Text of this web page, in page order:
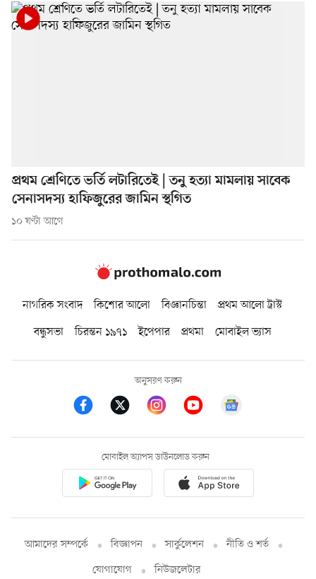
প্রথম শ্রেণিতে ভর্তি লটারিতেই | তনু হত্যা মামলায় সাবেক
সেনাসদস্য হাফিজুরের জামিন স্থগিত
১০ ঘণ্টা আগে
নাগরিক সংবাদ কিশোর আলো বিজ্ঞানচিন্তা
প্রথম আলো ট্রাস্ট
বন্ধুসভা
চিরন্তন ১৯৭১ ইপেপার প্রথমা মোবাইল ভ্যাস
অনুসরণ করুন
মোবাইল অ্যাপস ডাউনলোড করুন
আমাদের সম্পর্কে বিজ্ঞাপন সার্কুলেশন
নীতি ও শর্ত
যোগাযোগ
নিউজলেটার